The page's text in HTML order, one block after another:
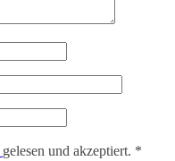
gelesen und akzeptiert. *